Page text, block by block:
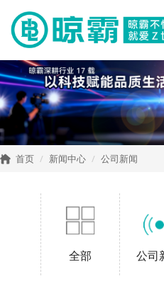
首页 新闻中心 公司新闻
全部 公司